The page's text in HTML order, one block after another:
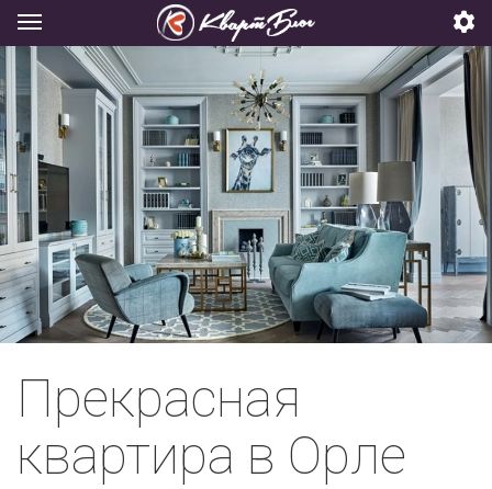
Прекрасная
квартира в Орле